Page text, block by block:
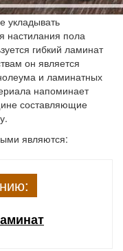
укладывать
настилания пола
гибкий ламинат
он является
и ламинатных
напоминает
составляющие
являются: